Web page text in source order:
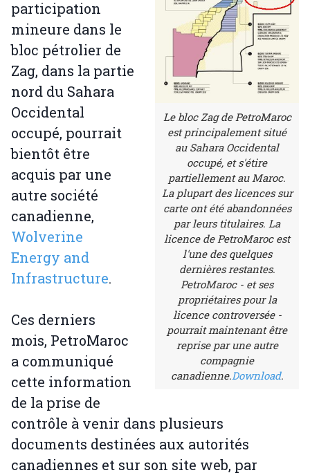
Le bloc Zag de PetroMaroc
est principalement situé
au Sahara Occidental
occupé, et s'étire
partiellement au Maroc.
La plupart des licences sur
carte ont été abandonnées
par leurs titulaires. La
licence de PetroMaroc est
l'une des quelques
dernières restantes.
PetroMaroc - et ses
propriétaires pour la
licence controversée -
pourrait maintenant être
reprise par une autre
compagnie
canadienne.Download.
participation
mineure dans le
bloc pétrolier de
Zag, dans la partie
nord du Sahara
Occidental
occupé, pourrait
bientôt être
acquis par une
autre société
canadienne,
Wolverine
Energy and
Infrastructure.
Ces derniers
mois, PetroMaroc
a communiqué
cette information
de la prise de
contrôle à venir dans plusieurs
documents destinées aux autorités
canadiennes et sur son site web, par